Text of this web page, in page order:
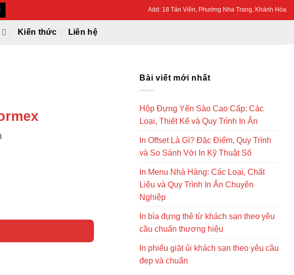
Add: 18 Tản Viên, Phường Nha Trang, Khánh Hòa
Kiến thức Liên hệ
Bài viết mới nhất
Hộp Đựng Yến Sào Cao Cấp: Các
Loại, Thiết Kế và Quy Trình In Ấn
In Offset Là Gì? Đặc Điểm, Quy Trình
và So Sánh Với In Kỹ Thuật Số
In Menu Nhà Hàng: Các Loại, Chất
Liệu và Quy Trình In Ấn Chuyên
Nghiệp
In bìa đựng thẻ từ khách sạn theo yêu
cầu chuẩn thương hiệu
In phiếu giặt ủi khách sạn theo yêu cầu
đẹp và chuẩn